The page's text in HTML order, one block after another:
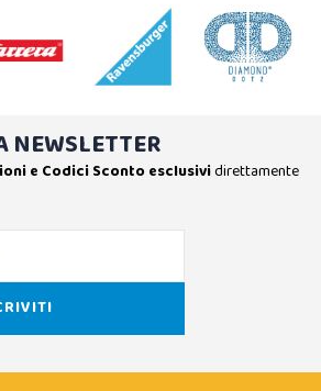
NEWSLETTER
e Codici Sconto esclusividirettamente